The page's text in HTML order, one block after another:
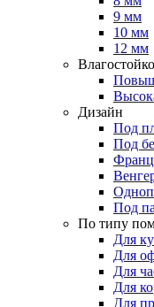
9 мм
10 мм
12 мм
Дизайн
Под
Под
Под
По типу
Для
Для
Для
Для
Для